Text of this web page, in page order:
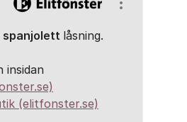
spanjolett låsning.
insidan
(elitfonster.se)
Visa/dölj